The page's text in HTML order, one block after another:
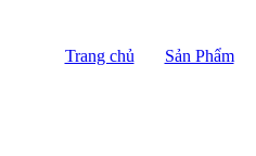
Trang chủ/ Sản Phẩm/